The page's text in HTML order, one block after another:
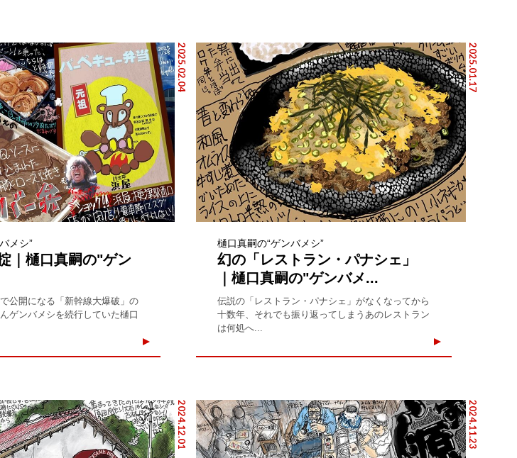
2025.02.04
メシ”
｜樋口真嗣の"ゲン
公開になる「新幹線大爆破」の
ゲンバメシを続行していた樋口
2025.01.17
樋口真嗣の“ゲンバメシ”
幻の「レストラン・パナシェ」
｜樋口真嗣の"ゲンバメ...
伝説の「レストラン・パナシェ」がなくなってから
十数年、それでも振り返ってしまうあのレストラン
は何処へ...
2024.12.01 2024.11.23